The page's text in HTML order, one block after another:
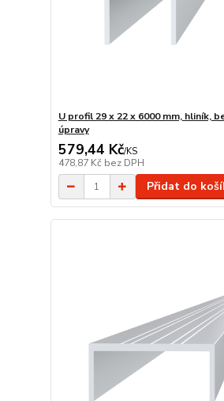
U profil 29 x 22 x 6000 mm, hliník,
úpravy
579,44 Kč/KS
478,87 Kč bez DPH
Přidat do